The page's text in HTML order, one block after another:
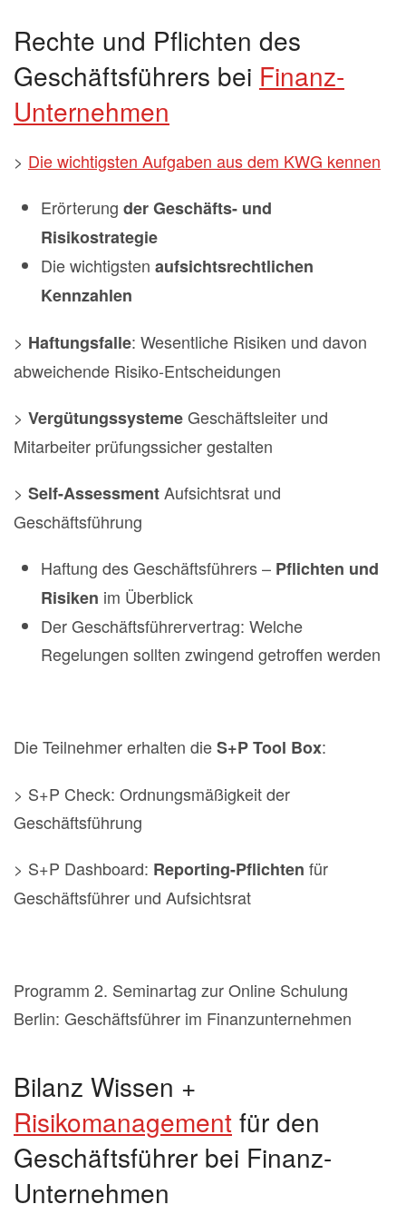
Rechte und Pflichten des
Geschäftsführers bei Finanz-
Unternehmen
> Die wichtigsten Aufgaben aus dem KWG kennen
Erörterung der Geschäfts- und
Risikostrategie
Die wichtigsten aufsichtsrechtlichen
Kennzahlen
> Haftungsfalle: Wesentliche Risiken und davon
abweichende Risiko-Entscheidungen
> VergütungssystemeGeschäftsleiter und
Mitarbeiter prüfungssicher gestalten
> Self-AssessmentAufsichtsrat und
Geschäftsführung
Haftung des Geschäftsführers – Pflichten und
Risiken im Überblick
Der Geschäftsführervertrag: Welche
Regelungen sollten zwingend getroffen werden
Die Teilnehmer erhalten dieS+P Tool Box:
> S+P Check: Ordnungsmäßigkeit der
Geschäftsführung
> S+P Dashboard: Reporting-Pflichten für
Geschäftsführer und Aufsichtsrat
Programm 2. Seminartag zur Online Schulung
Berlin: Geschäftsführer im Finanzunternehmen
Bilanz Wissen +
Risikomanagement für den
Geschäftsführer bei Finanz-
Unternehmen